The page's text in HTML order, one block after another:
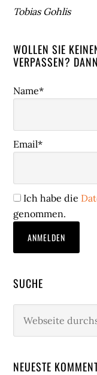
Tobias Gohlis
WOLLEN SIE
VERPASSEN?
Name*
Email*
Ich habe die
genommen.
SUCHE
durchsuchen
NEUESTE